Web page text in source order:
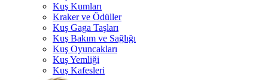
Kuş Kumları
Kraker ve Ödüller
Kuş Gaga Taşları
Kuş Bakım ve Sağlığı
Kuş Oyuncakları
Kuş Yemliği
Kuş Kafesleri